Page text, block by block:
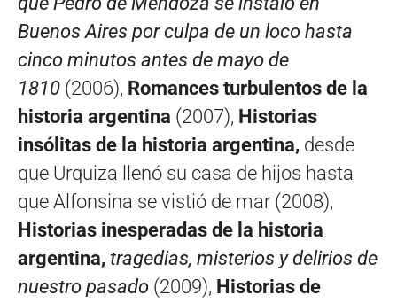
Buenos Aires por culpa de un loco hasta
cinco minutos antes de mayo de
1810 (2006), Romances turbulentos de la
historia argentina (2007), Historias
insólitas de la historia argentina, desde
que Urquiza llenó su casa de hijos hasta
que Alfonsina se vistió de mar (2008),
Historias inesperadas de la historia
argentina, tragedias, misterios y delirios de
nuestro pasado (2009), Historias de